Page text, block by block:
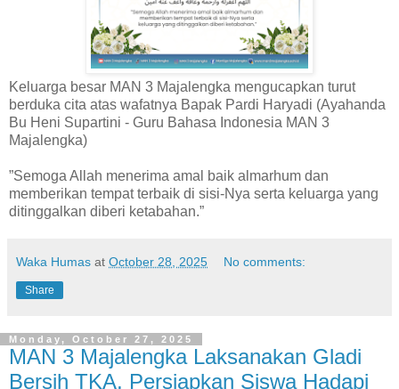
Keluarga besar MAN 3 Majalengka mengucapkan turut
berduka cita atas wafatnya Bapak Pardi Haryadi (Ayahanda
Bu Heni Supartini - Guru Bahasa Indonesia MAN 3
Majalengka)
”Semoga Allah menerima amal baik almarhum dan
memberikan tempat terbaik di sisi-Nya serta keluarga yang
ditinggalkan diberi ketabahan.”
Waka Humas at October 28, 2025 No comments:
Share
Monday, October 27, 2025
MAN 3 Majalengka Laksanakan Gladi
Bersih TKA, Persiapkan Siswa Hadapi